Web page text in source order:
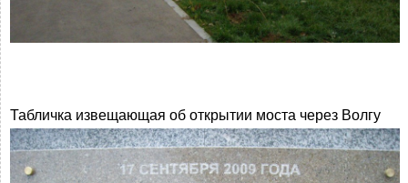
Табличка извещающая об открытии моста через Волгу